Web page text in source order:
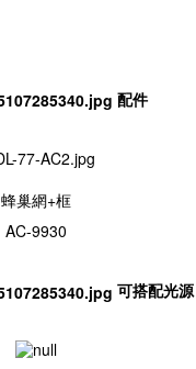
配件
蜂巢網+框
AC-9930
可搭配光源